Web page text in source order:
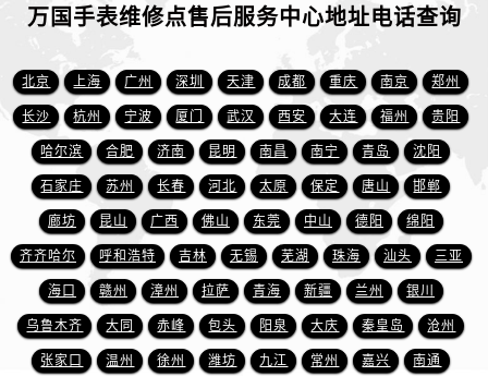
安徽省宿州市埇桥区人民中路万国售后服务中心（需提前预约）
安徽省铜陵市铜官区石城大道万国售后服务中心（需提前预约）
安徽省芜湖市镜湖区中山路步行街万国售后服务中心（需提前预约）
安徽省宣城市宣州区叠嶂西路万国售后服务中心（需提前预约）
福建省龙岩市新罗区九一南路万国售后服务中心（需提前预约）
福建省南平市建阳区人民西路万国售后服务中心（需提前预约）
福建省宁德市蕉城区天湖东路万国售后服务中心（需提前预约）
福建省莆田市城厢区霞林街道荔华东大道万国售后服务中心（需提前预约）
福建省三明市三元区东乾二路万国售后服务中心（需提前预约）
福建省漳州市龙文区步港路万国售后服务中心（需提前预约）
万国手表维修点售后服务中心地址电话查询
北京 上海 广州 深圳 天津 成都 重庆 南京 郑州
长沙 杭州 宁波 厦门 武汉 西安 大连 福州 贵阳
哈尔滨 合肥 济南 昆明 南昌 南宁 青岛 沈阳
石家庄 苏州 长春 河北 太原 保定 唐山 邯郸
廊坊 昆山 广西 佛山 东莞 中山 德阳 绵阳
齐齐哈尔 呼和浩特 吉林 无锡 芜湖 珠海 汕头 三亚
海口 赣州 漳州 拉萨 青海 新疆 兰州 银川
乌鲁木齐 大同 赤峰 包头 阳泉 大庆 秦皇岛 沧州
张家口 温州 徐州 潍坊 九江 常州 嘉兴 南通